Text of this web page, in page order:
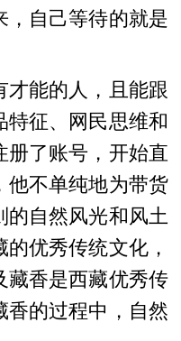
，自己等待的就是
能的人，且能跟
特征、网民思维和
册了账号，开始直
他不单纯地为带货
的自然风光和风土
优秀传统文化，
藏香是西藏优秀传
香的过程中，自然